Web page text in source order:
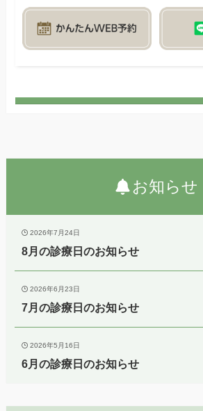
お知らせ
2026年7月24日
8月の診療日のお知らせ
2026年6月23日
7月の診療日のお知らせ
2026年5月16日
6月の診療日のお知らせ